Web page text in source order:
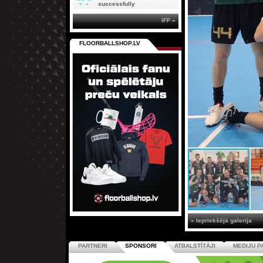
« Iepriekšējā galerija
successfully
IFF »
FLOORBALLSHOP.LV
PARTNERI SPONSORI ATBALSTĪTĀJI MEDIJU